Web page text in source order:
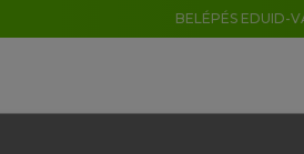
BELÉPÉS EDUID-